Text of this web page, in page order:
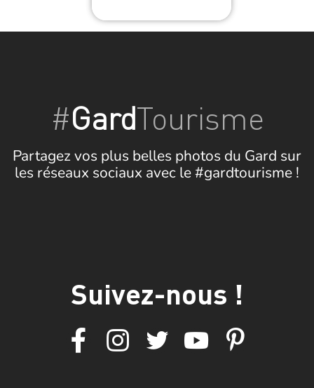
#GardTourisme
Partagez vos plus belles photos du Gard sur
les réseaux sociaux avec le #gardtourisme !
Suivez-nous !